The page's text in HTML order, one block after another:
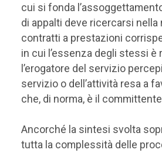
cui si fonda
di appalti deve ricercarsi nella
contratti a prestazioni
in cui l’essenza degli stessi
l’erogatore del servizio
servizio o dell’attività resa a
che, di norma, è il
Ancorché la sintesi svolta
tutta la complessità delle